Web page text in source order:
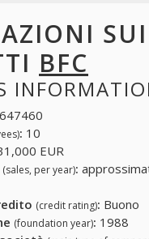
SUI
BFC
: 10
EUR
(sales, per year):
(credit rating): Buono
(foundation year): 1988